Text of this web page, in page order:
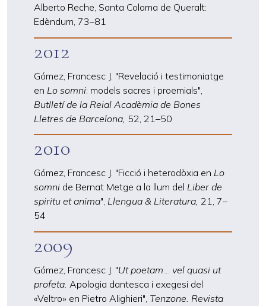
Alberto Reche, Santa Coloma de Queralt:
Edèndum, 73–81
2012
Gómez, Francesc J. "Revelació i testimoniatge
en Lo somni: models sacres i proemials",
Butlletí de la Reial Acadèmia de Bones
Lletres de Barcelona, 52, 21 –50
2010
Gómez, Francesc J. "Ficció i heterodòxia en Lo
somni de Bernat Metge a la llum del Liber de
spiritu et anima", Llengua & Literatura, 21, 7–
54
2009
Gómez, Francesc J. "Ut poetam
vel quasi ut
profeta. Apologia dantesca i exegesi del
«Veltro» en Pietro Alighieri", Tenzone. Revista